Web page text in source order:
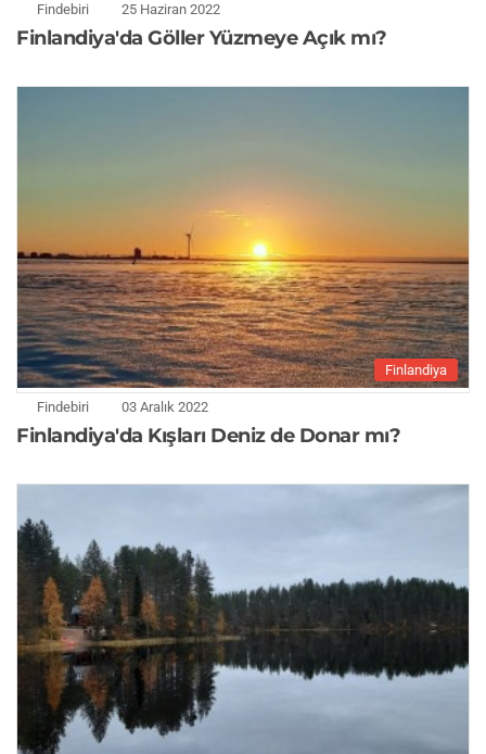
Findebiri 25 Haziran 2022
Finlandiya'da Göller Yüzmeye Açık mı?
Finlandiya
Findebiri 03 Aralık 2022
Finlandiya'da Kışları Deniz de Donar mı?